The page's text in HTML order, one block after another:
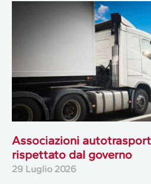
Associazioni
rispettato dal governo
29 Luglio 2026